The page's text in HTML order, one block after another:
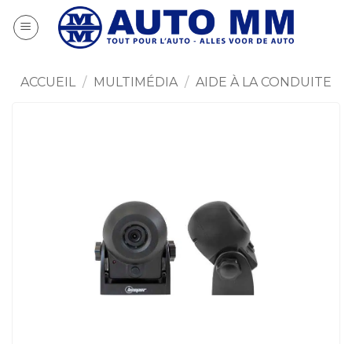
au
ACCUEIL / MULTIMÉDIA / AIDE À LA CONDUITE